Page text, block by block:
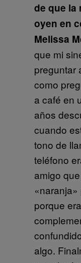
de que la
oyen en
Melissa
que mi
preguntar
como
a café en
años
cuando
tono de
teléfono
amigo
porque
algo.